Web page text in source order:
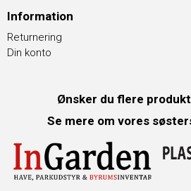
Information
Returnering
Din konto
Ønsker du flere
Se mere om vores